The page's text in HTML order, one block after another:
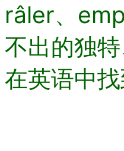
râler、
不出的独
在英语中